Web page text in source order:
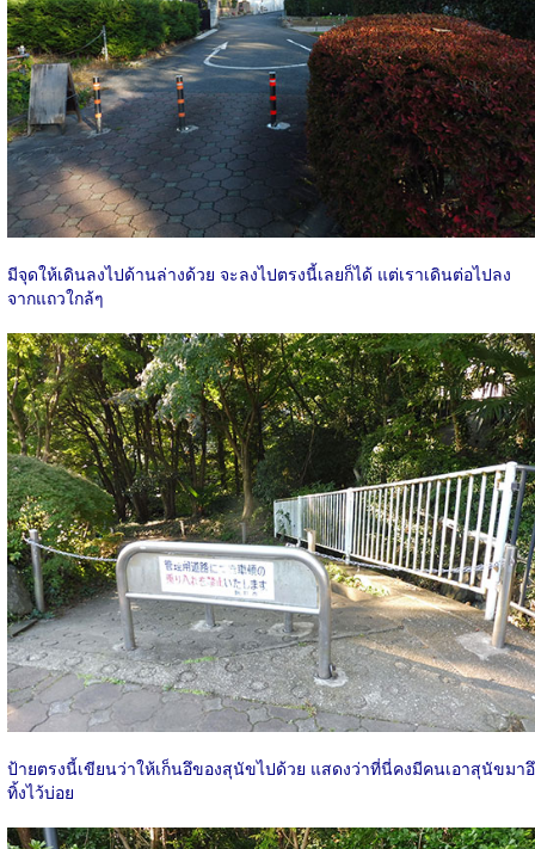
มีจุดให้เดินลงไปด้านล่างด้วย จะลงไปตรงนี้เลยก็ได้ แต่เราเดินต่อไปลง
จากแถวใกล้ๆ
ป้ายตรงนี้เขียนว่าให้เก็นอึของสุนัขไปด้วย แสดงว่าที่นี่คงมีคนเอาสุนัขมาอึ
ทิ้งไว้บ่อย